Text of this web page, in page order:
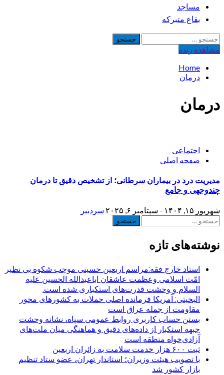
مساجد
بقاع متبرکه
جستجو
برای:
مشاهده‌ زنده
Home
درمان
درمان
اجتماعی
صفحه اصلی
مدیریت درد در بیماران سرطانی؛ از تشخیص دقیق تا درمان
چندوجهی و جامع
شهریور ۱۵, ۱۴۰۴ - سپتامبر ۶, ۲۰۲۵
سردبیر
جستجو
نوشته‌های تازه
استاد خارج فقه:مراسم اربعین حسینی موجب شکوه بی نظیر
امّت اسلامی وعظمت عاشقان اباعبدالله الحسین علیه
السلام و وحشت قدرت‌های استکباری شده است.
البخیتی: آمریکا فرمانده اصلی حملات به کشورهای محور
مقاومت از جمله عراق است
بستن حساب کاربری روابط عمومی سپاه، نشانه‌ وحشت
جبهه استکبار از داده‌های دقیق و هماهنگی میان ملت‌های
آزادی‌خواه منطقه است
ثبت ۶۰۰ هزار خدمت سلامت به زائران اربعین
با تصویب هیئت وزیران؛ استاندار تهران، عضو ستاد تنظیم
بازار کشور شد